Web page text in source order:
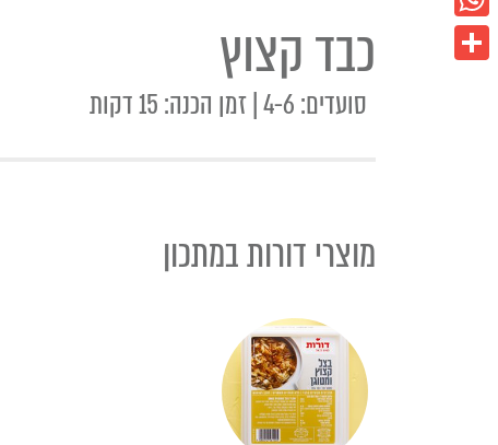
כבד קצוץ
סועדים: 4-6 | זמן הכנה: 15 דקות
מוצרי דורות במתכון
WhatsApp